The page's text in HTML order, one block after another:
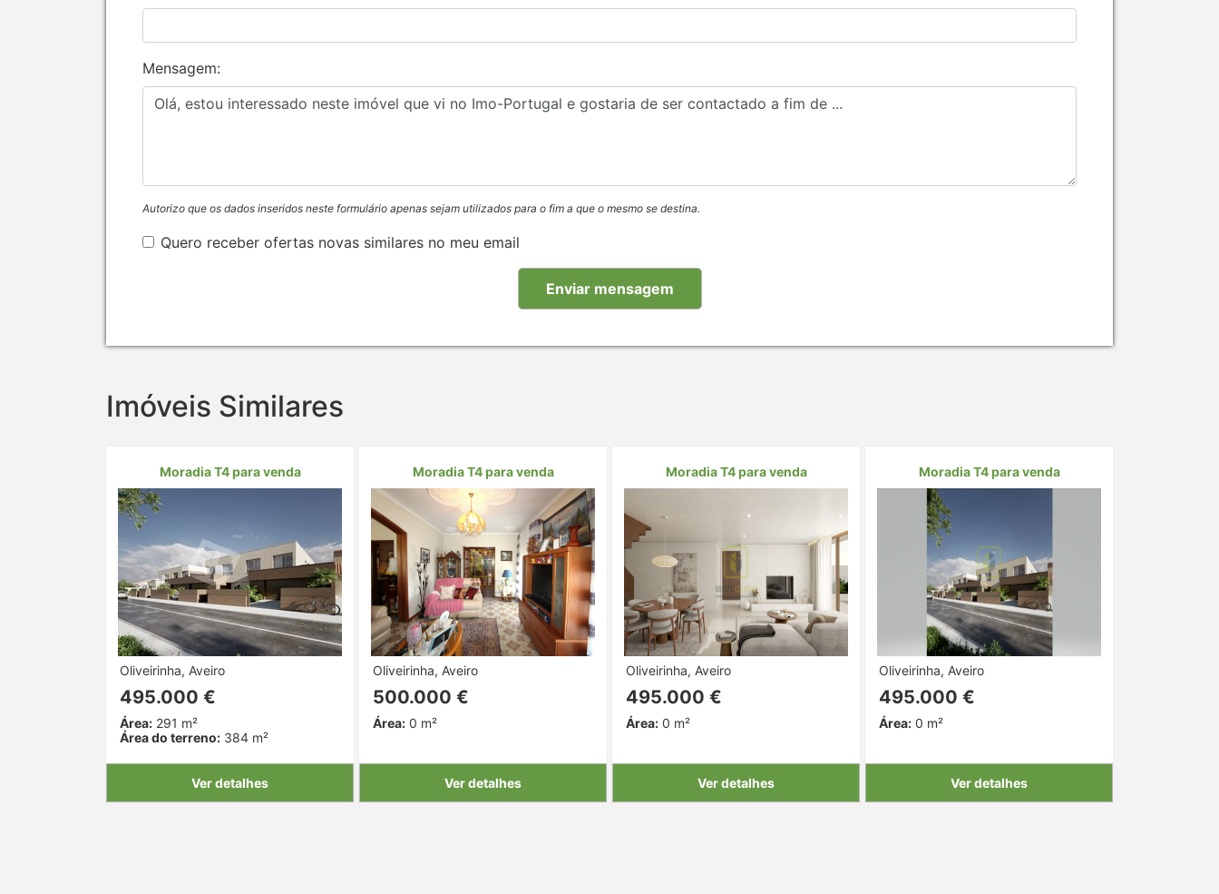
Mensagem:
Autorizo que os dados inseridos neste formulário apenas sejam utilizados para o fim a que o mesmo se destina.
Quero receber ofertas novas similares no meu email
Imóveis Similares
Moradia T4 para venda
Oliveirinha, Aveiro
495.000 €
Área: 291 m²
Área do terreno: 384 m²
Ver detalhes
Moradia T4 para venda
Oliveirinha, Aveiro
500.000 €
Área: 0 m²
Ver detalhes
Moradia T4 para venda
Oliveirinha, Aveiro
495.000 €
Área: 0 m²
Ver detalhes
Moradia T4 para venda
Oliveirinha, Aveiro
495.000 €
Área: 0 m²
Ver detalhes